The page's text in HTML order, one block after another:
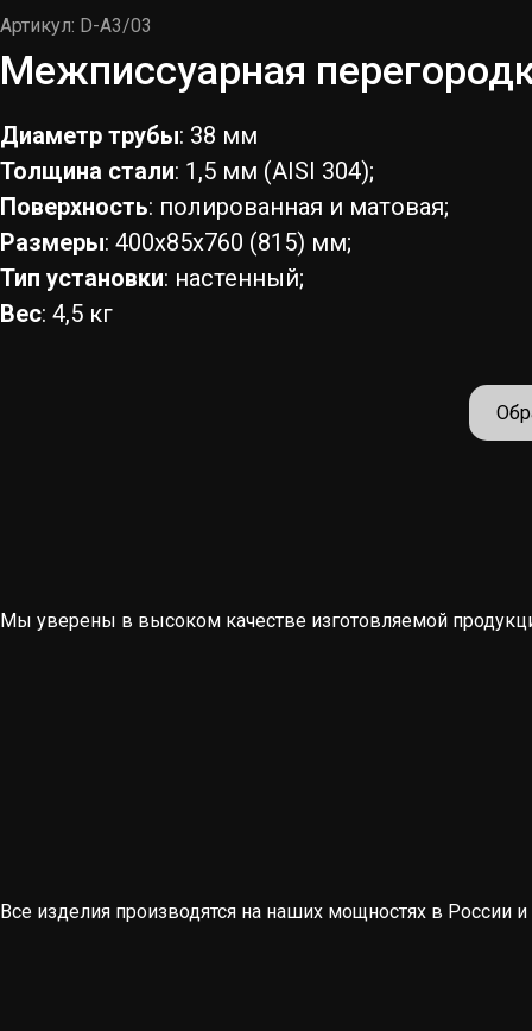
Артикул: D-A3/03
Межписсуарная
Диаметр трубы: 38 мм
Толщина стали: 1,5 мм (AISI 304);
Поверхность: полированная и матовая;
Размеры: 400х85х760 (815) мм;
Тип установки: настенный;
Вес: 4,5 кг
Мы уверены в высоком качестве изготовляемой
Все изделия производятся на наших мощностях в России